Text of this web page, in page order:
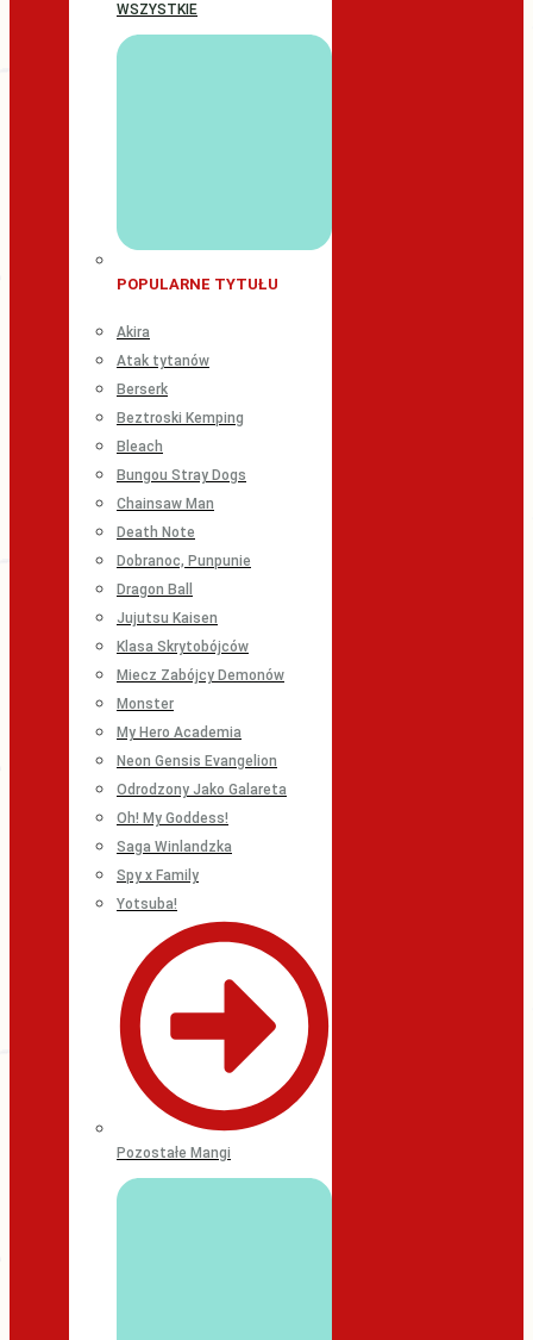
WSZYSTKIE
POPULARNE TYTUŁU
Akira
Atak tytanów
Berserk
Beztroski Kemping
Bleach
Bungou Stray Dogs
Chainsaw Man
Death Note
Dobranoc, Punpunie
Dragon Ball
Jujutsu Kaisen
Klasa Skrytobójców
Miecz Zabójcy Demonów
Monster
My Hero Academia
Neon Gensis Evangelion
Odrodzony Jako Galareta
Oh! My Goddess!
Saga Winlandzka
Spy x Family
Yotsuba!
Pozostałe Mangi